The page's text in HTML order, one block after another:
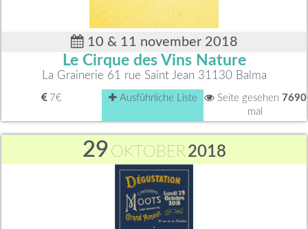
10 & 11 november 2018
Le Cirque des Vins Nature
La Grainerie 61 rue Saint Jean 31130 Balma
7€ Ausführliche Liste Seite gesehen 7690
mal
29 OKTOBER2018